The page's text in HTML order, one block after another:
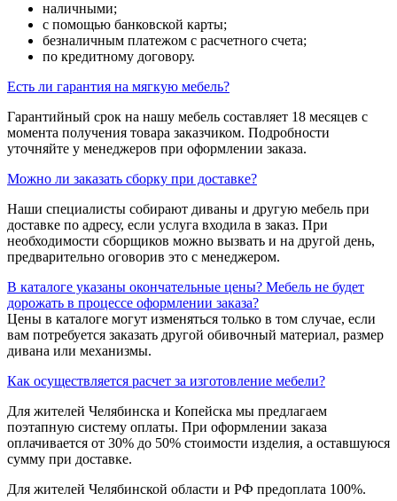
наличными;
с помощью банковской карты;
безналичным платежом с расчетного счета;
по кредитному договору.
Есть ли гарантия на мягкую мебель?
Гарантийный срок на нашу мебель составляет 18 месяцев с
момента получения товара заказчиком. Подробности
уточняйте у менеджеров при оформлении заказа.
Можно ли заказать сборку при доставке?
Наши специалисты собирают диваны и другую мебель при
доставке по адресу, если услуга входила в заказ. При
необходимости сборщиков можно вызвать и на другой день,
предварительно оговорив это с менеджером.
В каталоге указаны окончательные цены? Мебель не будет
дорожать в процессе оформлении заказа?
Цены в каталоге могут изменяться только в том случае, если
вам потребуется заказать другой обивочный материал, размер
дивана или механизмы.
Как осуществляется расчет за изготовление мебели?
Для жителей Челябинска и Копейска мы предлагаем
поэтапную систему оплаты. При оформлении заказа
оплачивается от 30% до 50% стоимости изделия, а оставшуюся
сумму при доставке.
Для жителей Челябинской области и РФ предоплата 100%.